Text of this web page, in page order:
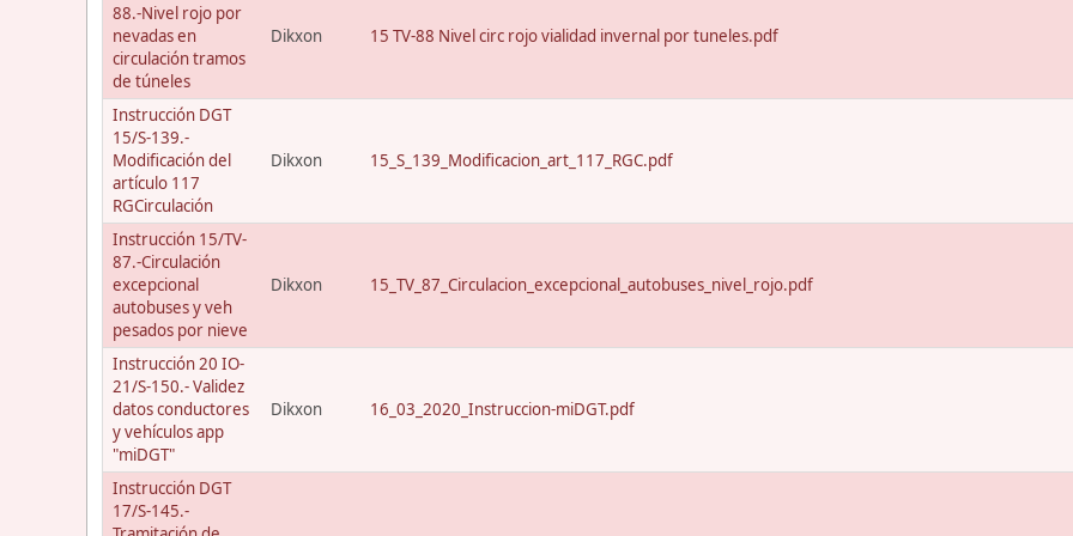
88.-Nivel rojo por
nevadas en
circulación tramos
de túneles
Dikxon 15 TV-88 Nivel circ rojo vialidad invernal por tuneles.pdf
Instrucción DGT
15/S-139.-
Modificación del
artículo 117
RGCirculación
Dikxon 15_S_139_Modificacion_art_117_RGC.pdf
Instrucción 15/TV-
87.-Circulación
excepcional
autobuses y veh
pesados por nieve
Dikxon 15_TV_87_Circulacion_excepcional_autobuses_nivel_rojo.pdf
Instrucción 20 IO-
21/S-150.- Validez
datos conductores
y vehículos app
"miDGT"
Dikxon 16_03_2020_Instruccion-miDGT.pdf
Instrucción DGT
17/S-145.-